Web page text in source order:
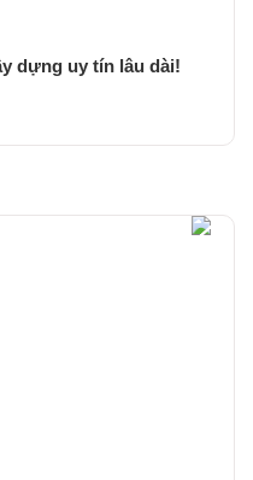
dựng uy tín lâu dài!